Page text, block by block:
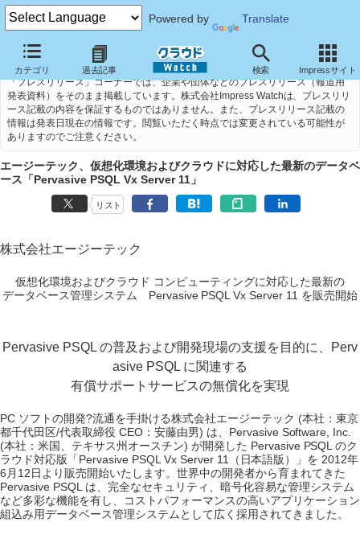
Powered by Translate
カテゴリ 過去記事 検索 Impressサイト
「プレスリリース」コーナーでは、企業や団体などのプレスリリース（報道用
発表資料）をそのまま掲載しています。株式会社Impress Watchは、プレスリリ
ース記載の内容を保証するものではありません。また、プレスリリース記載の
情報は発表日現在の情報です。閲覧いただく時点では変更されている可能性が
ありますのでご注意ください。
エージーテック、仮想化環境およびクラウドに対応した最新のデータベ
ース「Pervasive PSQL Vx Server 11」
リスト
株式会社エージーテック
仮想化環境およびクラウド コンピューティングに対応した最新の
データベース管理システム Pervasive PSQL Vx Server 11 を販売開始
Pervasive PSQL の普及および開発現場の支援を目的に、Perv
asive PSQL に関連する
有償サポートサービスの無償化を実現
PC ソフトの開発?流通を手掛ける株式会社エージーテック (本社：東京
都千代田区/代表取締役 CEO：安藤由男) は、Pervasive Software, Inc.
(本社：米国、テキサス州オースチン) が開発した Pervasive PSQL のク
ラウド対応版「Pervasive PSQL Vx Server 11（日本語版）」を 2012年
6月12日より販売開始いたします。世界中の開発者から育まれてきた
Pervasive PSQL は、完全なセキュリティ、暗号化容易な管理システム
など多彩な機能を有し、コストパフォーマンスの高いアプリケーション
組込み用データベース管理システムとして広く採用されてきました。